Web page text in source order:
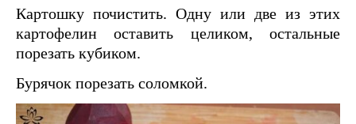
Картошку почистить. Одну или две из этих
картофелин оставить целиком, остальные
порезать кубиком.
Бурячок порезать соломкой.